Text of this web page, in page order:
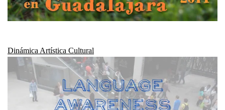
Dinámica Artística Cultural